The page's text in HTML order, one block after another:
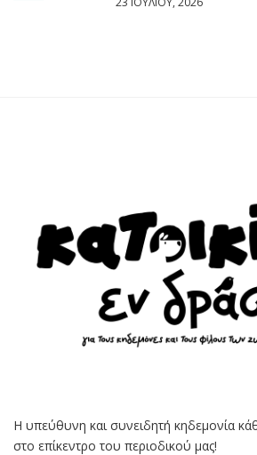
Η υπεύθυνη και συνειδητή κηδεμονία
στο επίκεντρο του περιοδικού μας!